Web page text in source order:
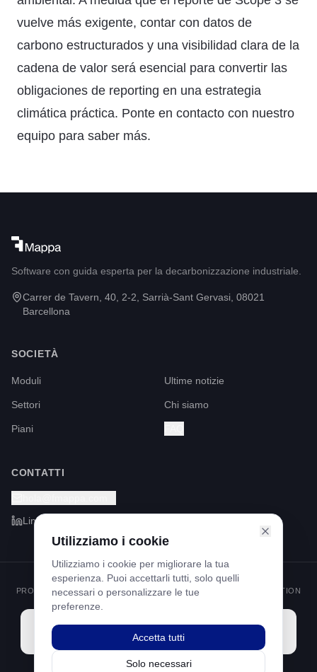
vuelve más exigente, contar con datos de
carbono estructurados y una visibilidad clara de la
cadena de valor será esencial para convertir las
obligaciones de reporting en una estrategia
climática práctica. Ponte en contacto con nuestro
equipo para saber más.
Software con guida esperta per la decarbonizzazione industriale.
Carrer de Tavern, 40, 2-2, Sarrià-Sant Gervasi, 08021
Barcellona
SOCIETÀ
Moduli
Settori
Piani
Ultime notizie
Chi siamo
CONTATTI
LinkedIn
PROGRAMMA KIT DIGITAL FINANZIATO DAI FONDI NEXT GENERATION
ATTRAVERSO IL MECCANISMO DI RIPRESA E RESILIENZA
Utilizziamo i cookie
Utilizziamo i cookie per migliorare la tua
esperienza. Puoi accettarli tutti, solo quelli
necessari o personalizzare le tue
preferenze.
Accetta tutti
Solo necessari